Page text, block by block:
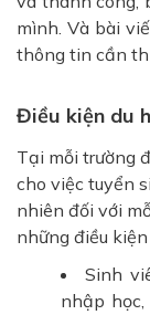
mình. Và bài
thông tin cần
Điều kiện du
Tại mỗi trường
cho việc tuyển
nhiên đối với
những điều
Sinh
nhập